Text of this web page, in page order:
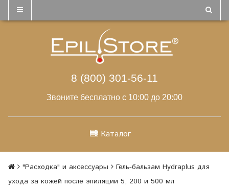
8 (800) 301-56-11
Звоните бесплатно с 10:00 до 20:00
Каталог
"Расходка" и аксессуары
Гель-бальзам Hydraplus для
ухода за кожей после эпиляции 5, 200 и 500 мл